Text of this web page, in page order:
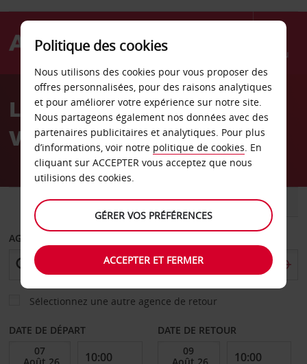
Menu
AvisLocation de voiture
Vichy - Centre-ville
VOITURE UTILITAIRE
AGENCE DE DÉPART
Sélectionnez une autre agence de retour
DATE DE DÉPART DATE DE RETOUR
Politique des cookies
Nous utilisons des cookies pour vous proposer des
offres personnalisées, pour des raisons analytiques
et pour améliorer votre expérience sur notre site.
Nous partageons également nos données avec des
partenaires publicitaires et analytiques. Pour plus
d’informations, voir notre politique de cookies. En
cliquant sur ACCEPTER vous acceptez que nous
utilisions des cookies.
GÉRER VOS PRÉFÉRENCES
ACCEPTER ET FERMER